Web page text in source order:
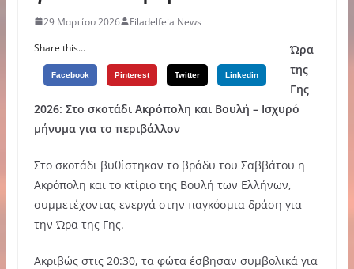
29 Μαρτίου 2026
Filadelfeia News
Share this...
Facebook Pinterest Twitter Linkedin
Ώρα
της
Γης
2026: Στο σκοτάδι Ακρόπολη και Βουλή – Ισχυρό
μήνυμα για το περιβάλλον
Στο σκοτάδι βυθίστηκαν το βράδυ του Σαββάτου η
Ακρόπολη και το κτίριο της Βουλή των Ελλήνων,
συμμετέχοντας ενεργά στην παγκόσμια δράση για
την Ώρα της Γης.
Ακριβώς στις 20:30, τα φώτα έσβησαν συμβολικά για